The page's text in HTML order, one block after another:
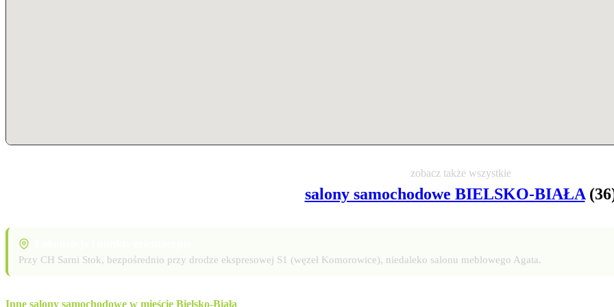
zobacz także wszystkie
salony samochodowe BIELSKO-BIAŁA
Przy CH Sarni Stok, bezpośrednio przy drodze ekspresowej S1 (węzeł Komorowice), niedaleko salonu meblowego Agata.
Inne salony samochodowe w mieście Bielsko-Biała